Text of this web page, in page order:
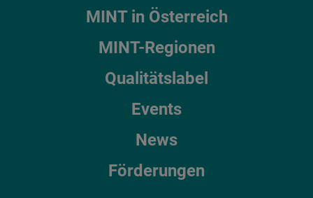
MINT in Österreich
MINT-Regionen
Qualitätslabel
Events
News
Förderungen